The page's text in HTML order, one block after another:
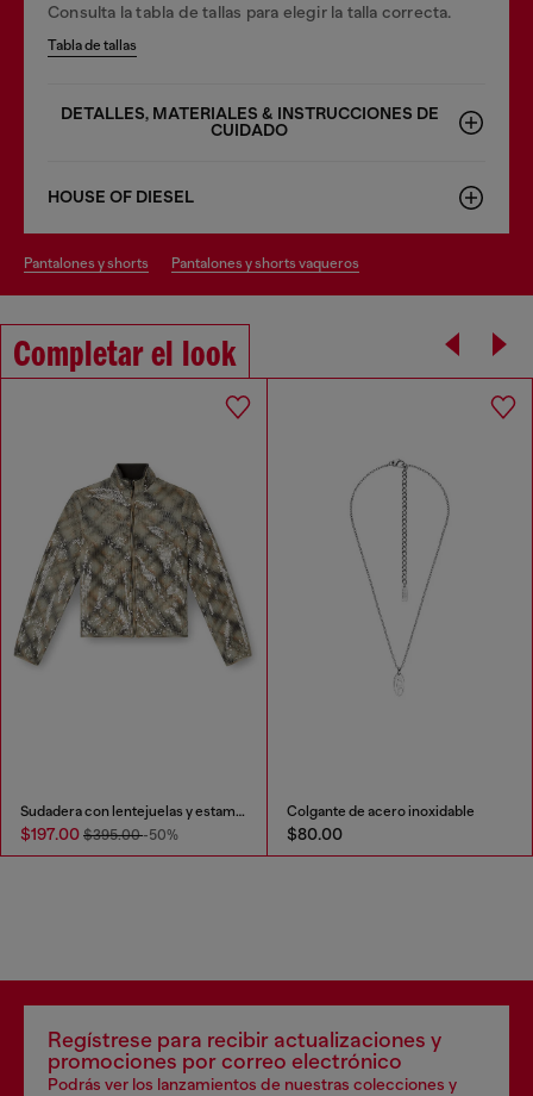
Consulta la tabla de tallas para elegir la talla correcta.
Tabla de tallas
DETALLES, MATERIALES & INSTRUCCIONES DE
CUIDADO
HOUSE OF DIESEL
pantalones y shorts pantalones y shorts vaqueros
Completar el look
Sudadera con lentejuelas y estampado de cuadros
$197.00 $395.00-50%
Colgante de acero inoxidable
$80.00
Regístrese para recibir actualizaciones y
promociones por correo electrónico
Podrás ver los lanzamientos de nuestras colecciones y